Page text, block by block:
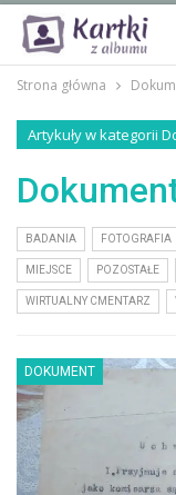
Strona główna
Artykuły w kategorii
BADANIA FOTOGRAFIA
MIEJSCE POZOSTAŁE
WIRTUALNY CMENTARZ
DOKUMENT